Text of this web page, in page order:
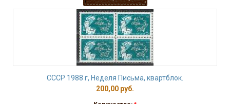
СССР 1988 г, Неделя Письма, квартблок.
200,00 руб.